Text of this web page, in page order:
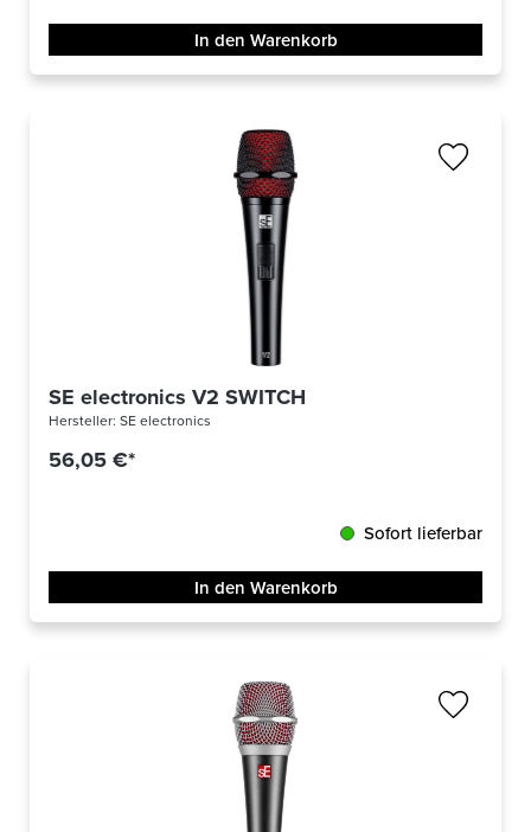
In den Warenkorb
SE electronics V2 SWITCH
Hersteller: SE electronics
56,05 €*
Sofort lieferbar
In den Warenkorb